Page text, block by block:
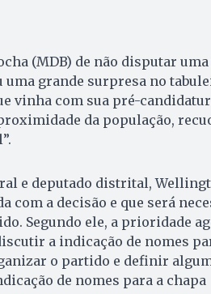
(MDB) de não disputar uma
uma grande surpresa no
vinha com sua pré-
da população,
e deputado distrital,
com a decisão e que será
Segundo ele, a prioridade
a indicação de nomes
o partido e definir
de nomes para a chapa